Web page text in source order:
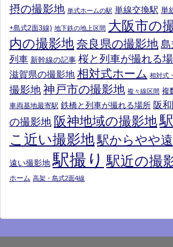
摂の撮影地 単式ホームの駅 単線交換駅 単
+島式2面3線) 地下鉄の地上区間 大阪市の
内の撮影地奈良県の撮影地
列車 新幹線の記事 桜と列車が撮れる
滋賀県の撮影地 相対式ホーム 相対式
撮影地神戸市の撮影地 複々線区間 複
車両基地最寄駅 鉄橋と列車が撮れる場所 阪
の撮影地 阪神地域の撮影地
こ近い撮影地駅からやや
遠い撮影地 駅撮り 駅近の撮
ホーム 高架・島式2面4線